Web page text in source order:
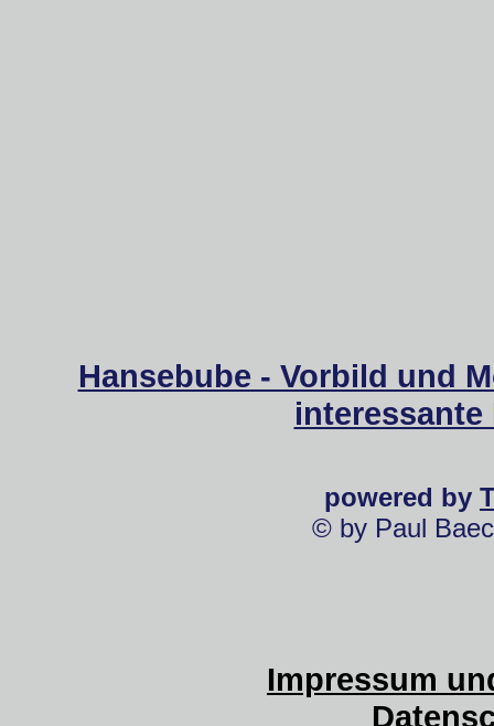
Hansebube - Vorbild und
powered by
© by Paul
Impressum